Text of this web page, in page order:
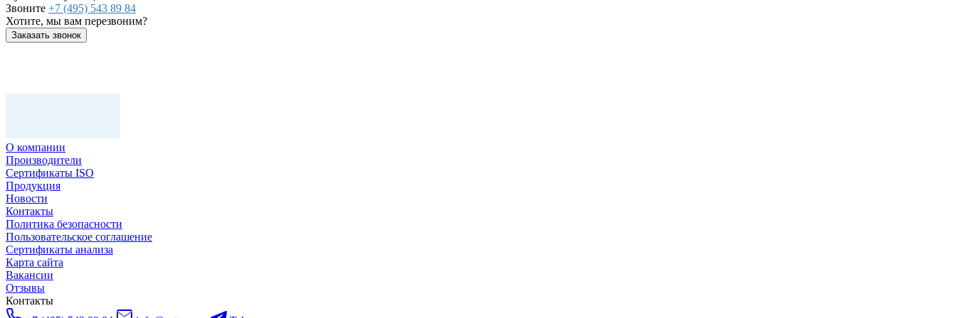
Звоните +7 (495) 543 89 84
Хотите, мы вам перезвоним?
Заказать звонок
О компании
Производители
Сертификаты ISO
Продукция
Новости
Контакты
Политика безопасности
Пользовательское соглашение
Сертификаты анализа
Карта сайта
Вакансии
Отзывы
Контакты